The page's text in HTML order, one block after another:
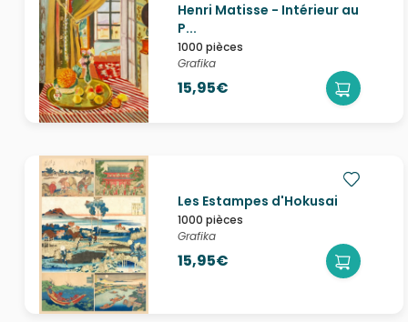
Henri Matisse - Intérieur au
P...
1000 pièces
Grafika
15,95€
Les Estampes d'Hokusai
1000 pièces
Grafika
15,95€